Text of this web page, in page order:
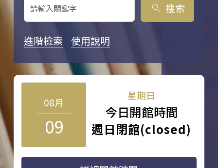
search 搜索
進階檢索 使用說明
08月
09
星期日
今日開館時間
週日閉館(closed)